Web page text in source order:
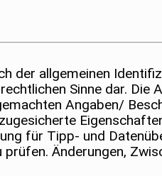
der allgemeinen
Sinne dar. Die
Angaben/
für Tipp- und
Änderungen,